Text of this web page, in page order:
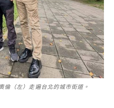
倫（左）走遍台北的城市街道。